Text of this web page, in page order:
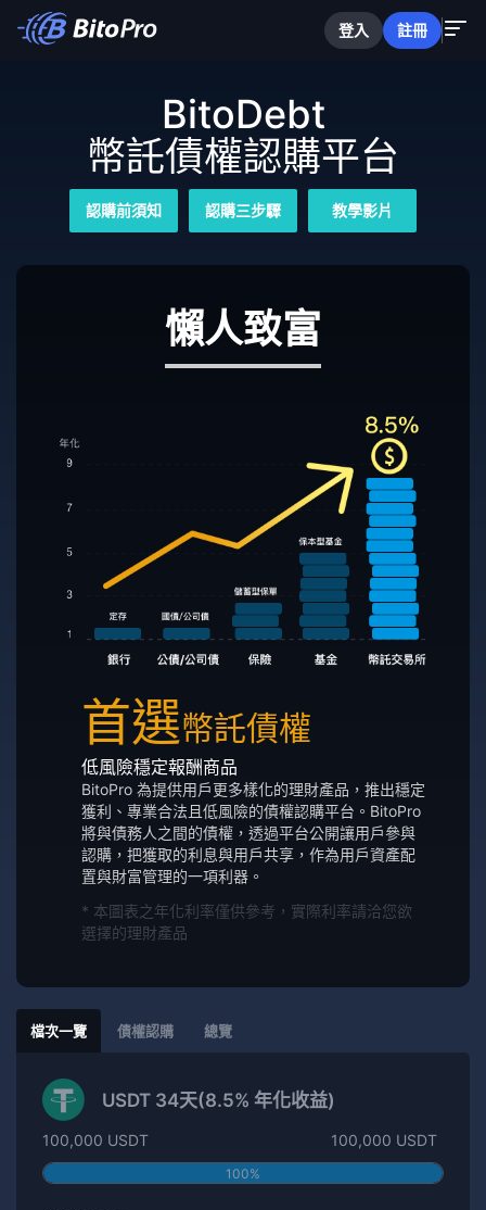
登入 註冊
BitoDebt
幣託債權認購平台
認購前須知 認購三步驟 教學影片
懶人致富
首選幣託債權
低風險穩定報酬商品
BitoPro 為提供用戶更多樣化的理財產品，推出穩定
獲利、專業合法且低風險的債權認購平台。BitoPro
將與債務人之間的債權，透過平台公開讓用戶參與
認購，把獲取的利息與用戶共享，作為用戶資產配
置與財富管理的一項利器。
* 本圖表之年化利率僅供參考，實際利率請洽您欲
選擇的理財產品
檔次一覽 債權認購 總覽
USDT 34天(8.5% 年化收益)
100,000 USDT 100,000 USDT
100%